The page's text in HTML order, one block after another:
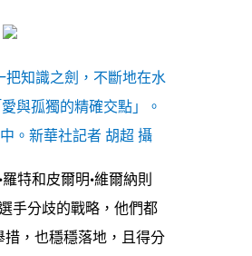
知識之劍，不斷地在水
與孤獨的精確交點」。
。新華社記者 胡超 攝
特和皮爾明·維爾納則
手分歧的戰略，他們都
，也穩穩落地，且得分